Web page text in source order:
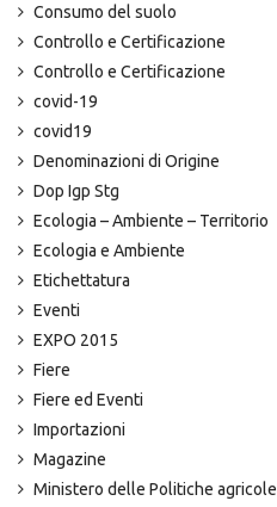
Consumo del suolo
Controllo e Certificazione
Controllo e Certificazione
covid-19
covid19
Denominazioni di Origine
Dop Igp Stg
Ecologia – Ambiente – Territorio
Ecologia e Ambiente
Etichettatura
Eventi
EXPO 2015
Fiere
Fiere ed Eventi
Importazioni
Magazine
Ministero delle Politiche agricole